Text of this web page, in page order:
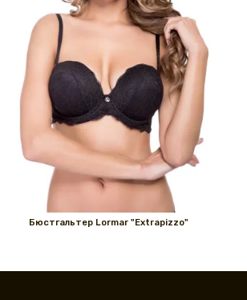
Бюстгальтер Lormar "Extrapizzo"